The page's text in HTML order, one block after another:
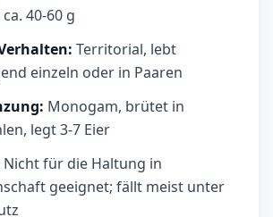
ca. 40-60 g
Territorial, lebt
einzeln oder in Paaren
Monogam, brütet in
legt 3-7 Eier
Nicht für die Haltung in
geeignet; fällt meist unter